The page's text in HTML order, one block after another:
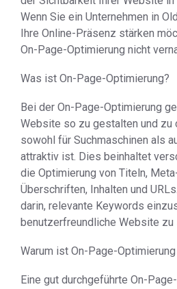
Wenn Sie ein Unternehmen in
Ihre Online-Präsenz stärken
On-Page-Optimierung nicht
Was ist On-Page-Optimierung?
Bei der On-Page-Optimierung
Website so zu gestalten und zu
sowohl für Suchmaschinen als
attraktiv ist. Dies beinhaltet
die Optimierung von Titeln,
Überschriften, Inhalten und
darin, relevante Keywords
benutzerfreundliche Website zu
Warum ist On-Page-
Eine gut durchgeführte On-